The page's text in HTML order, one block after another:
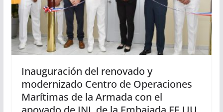
Inauguración del renovado y
modernizado Centro de Operaciones
Marítimas de la Armada con el